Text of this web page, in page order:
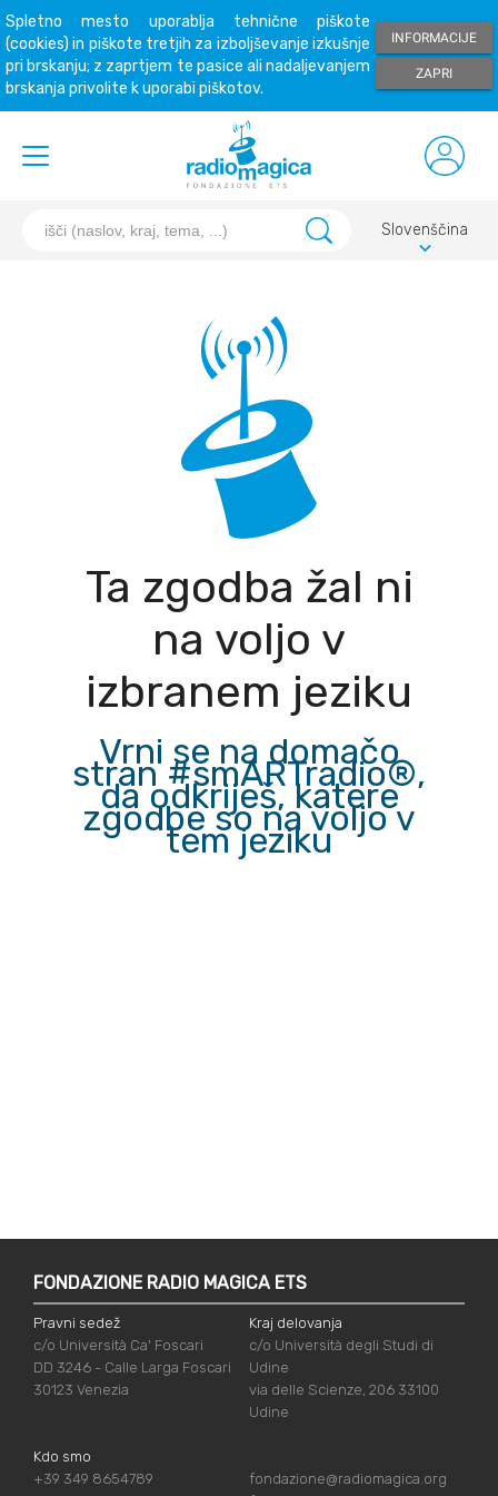
Spletno mesto uporablja tehnične piškote
(cookies) in piškote tretjih za izboljševanje izkušnje
pri brskanju; z zaprtjem te pasice ali nadaljevanjem
brskanja privolite k uporabi piškotov.
INFORMACIJE
ZAPRI
Slovenščina
keyboard_arrow_down
Ta zgodba žal ni
na voljo v
izbranem jeziku
Vrni se na domačo
stran #smARTradio®,
da odkriješ, katere
zgodbe so na voljo v
tem jeziku
FONDAZIONE RADIO MAGICA ETS
Pravni sedež
c/o Università Ca' Foscari
DD 3246 - Calle Larga Foscari
30123 Venezia
Kraj delovanja
c/o Università degli Studi di
Udine
via delle Scienze, 206 33100
Udine
Kdo smo
+39 349 8654789
fondazione@radiomagica.org